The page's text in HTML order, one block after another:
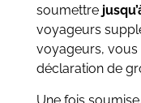
soumettre
voyageurs
voyageurs, vous
déclaration de
Une fois